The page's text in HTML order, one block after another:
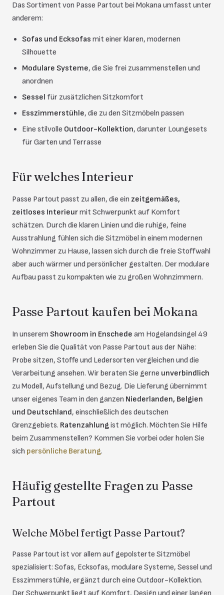
Das Sortiment von Passe Partout bei Mokana umfasst unter
anderem:
Sofas und Ecksofas mit einer klaren, modernen
Silhouette
Modulare Systeme, die Sie frei zusammenstellen und
anordnen
Sessel für zusätzlichen Sitzkomfort
Esszimmerstühle, die zu den Sitzmöbeln passen
Eine stilvolle Outdoor-Kollektion, darunter Loungesets
für Garten und Terrasse
Für welches Interieur
Passe Partout passt zu allen, die ein zeitgemäßes,
zeitloses Interieurmit Schwerpunkt auf Komfort
schätzen. Durch die klaren Linien und die ruhige, feine
Ausstrahlung fühlen sich die Sitzmöbel in einem modernen
Wohnzimmer zu Hause, lassen sich durch die freie Stoffwahl
aber auch wärmer und persönlicher gestalten. Der modulare
Aufbau passt zu kompakten wie zu großen Wohnzimmern.
Passe Partout kaufen bei Mokana
In unserem Showroom in Enschede am Hogelandsingel 49
erleben Sie die Qualität von Passe Partout aus der Nähe:
Probe sitzen, Stoffe und Ledersorten vergleichen und die
Verarbeitung ansehen. Wir beraten Sie gerne unverbindlich
zu Modell, Aufstellung und Bezug. Die Lieferung übernimmt
unser eigenes Team in den ganzen Niederlanden, Belgien
und Deutschland, einschließlich des deutschen
Grenzgebiets. Ratenzahlungist möglich. Möchten Sie Hilfe
beim Zusammenstellen? Kommen Sie vorbei oder holen Sie
sich persönliche Beratung.
Häufig gestellte Fragen zu Passe
Partout
Welche Möbel fertigt Passe Partout?
Passe Partout ist vor allem auf gepolsterte Sitzmöbel
spezialisiert: Sofas, Ecksofas, modulare Systeme, Sessel und
Esszimmerstühle, ergänzt durch eine Outdoor-Kollektion.